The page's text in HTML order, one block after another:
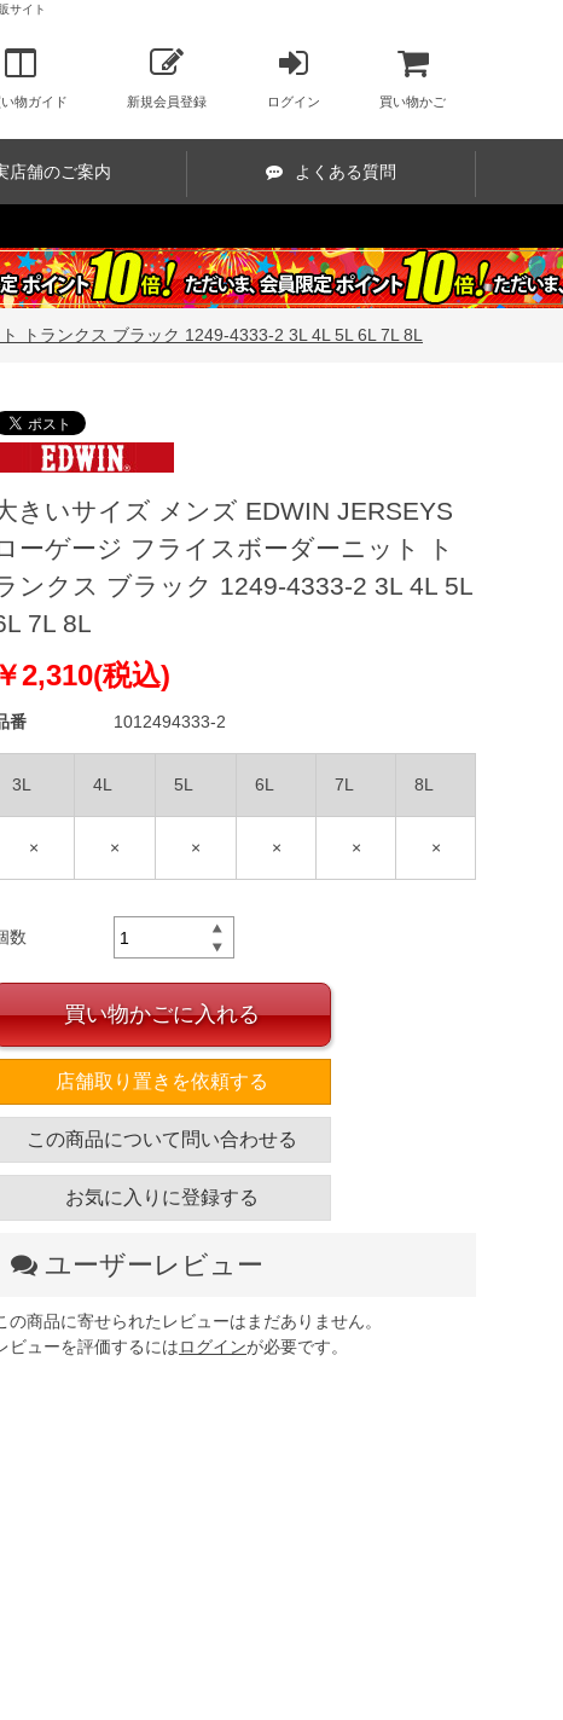
サイト
物ガイド 新規会員登録 ログイン 買い物かご
店舗のご案内 よくある質問
トランクス ブラック 1249-4333-2 3L 4L 5L 6L 7L 8L
きいサイズ メンズ EDWIN JERSEYS
ーゲージ フライスボーダーニット ト
ンクス ブラック 1249-4333-2 3L 4L 5L
7L 8L
￥2,310(税込)
番 1012494333-2
3L 4L 5L 6L 7L 8L
× × × × × ×
数
買い物かごに入れる
店舗取り置きを依頼する
この商品について問い合わせる
お気に入りに登録する
ユーザーレビュー
の商品に寄せられたレビューはまだありません。
ビューを評価するにはログインが必要です。